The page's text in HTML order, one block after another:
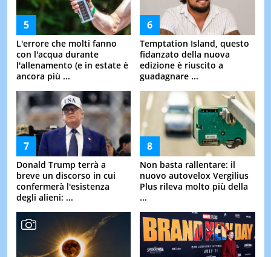
L'errore che molti fanno
con l'acqua durante
l'allenamento (e in estate è
ancora più ...
Temptation Island, questo
fidanzato della nuova
edizione è riuscito a
guadagnare ...
Donald Trump terrà a
breve un discorso in cui
confermerà l'esistenza
degli alieni: ...
Non basta rallentare: il
nuovo autovelox Vergilius
Plus rileva molto più della
...